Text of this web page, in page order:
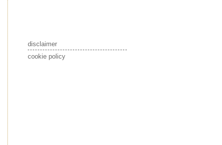
disclaimer
cookie policy